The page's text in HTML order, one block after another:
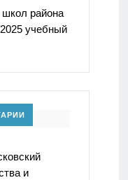
района
учебный
и